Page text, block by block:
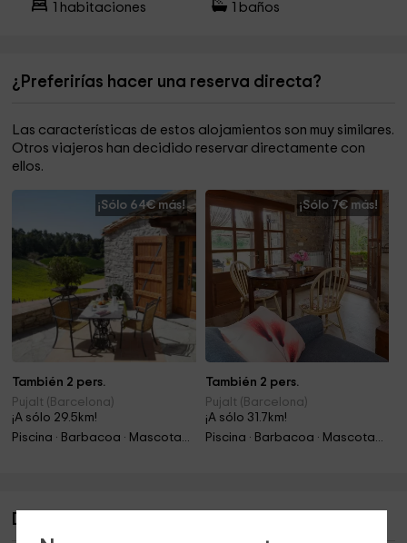
habitaciones baños
¿Preferirías hacer una reserva directa?
Las características de estos alojamientos son muy similares.
Otros viajeros han decidido reservar directamente con
ellos.
¡Sólo 64€ más!
También 2 pers.
Pujalt (Barcelona)
¡A sólo 29.5km!
Piscina · Barbacoa · Mascotas · Chimenea
¡Sólo 7€ más!
También 2 pers.
Pujalt (Barcelona)
¡A sólo 31.7km!
Piscina · Barbacoa · Mascotas · Chimenea
Descripción de Cal Bernoi- La Galeria